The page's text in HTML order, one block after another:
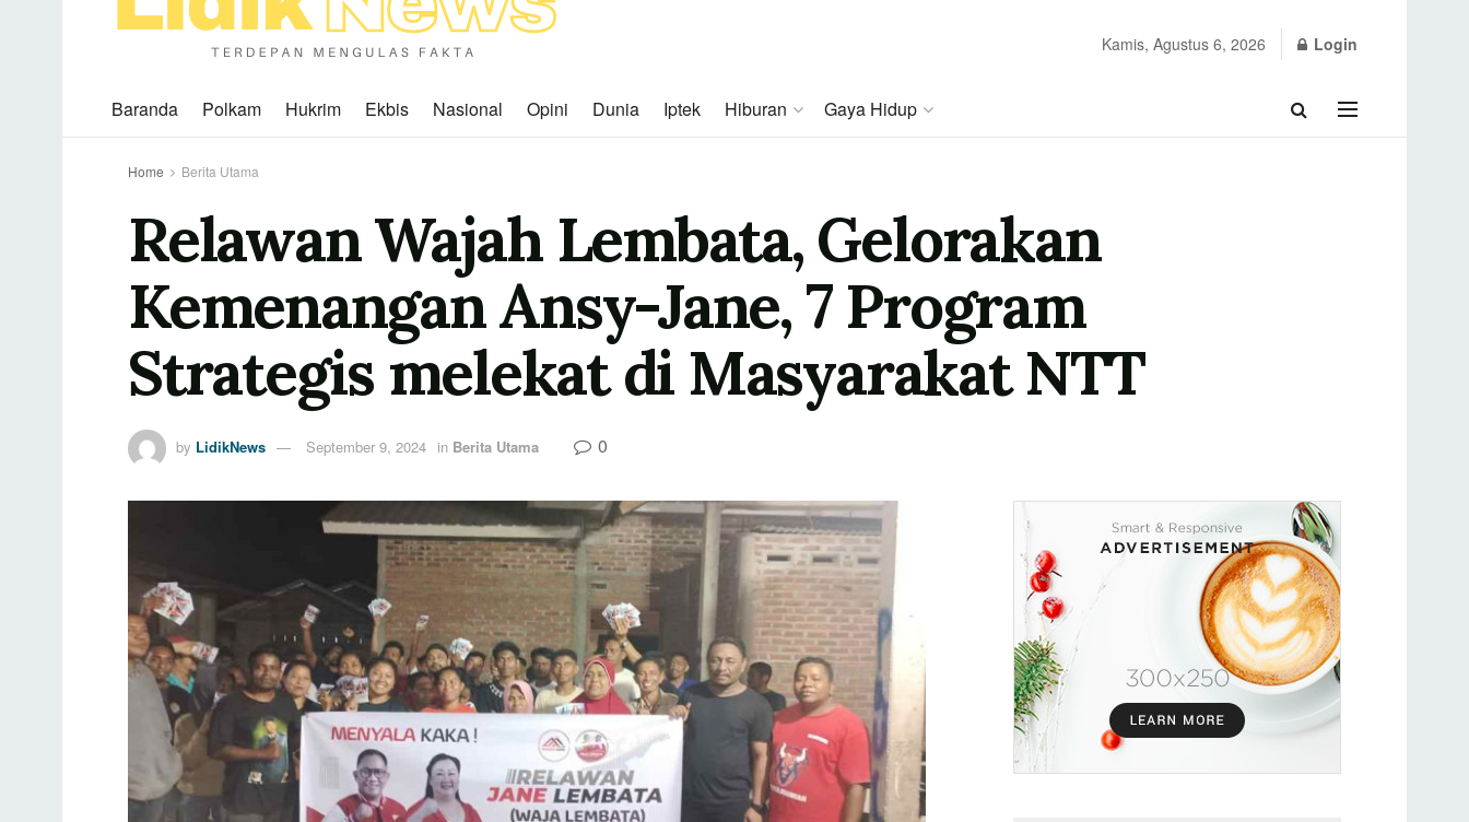
Kamis, Agustus 6, 2026 Login
Baranda Polkam Hukrim Ekbis Nasional Opini Dunia Iptek Hiburan Gaya Hidup
Home Berita Utama
Relawan Wajah Lembata, Gelorakan
Kemenangan Ansy-Jane, 7 Program
Strategis melekat di Masyarakat NTT
by LidikNews September 9, 2024 in Berita Utama 0